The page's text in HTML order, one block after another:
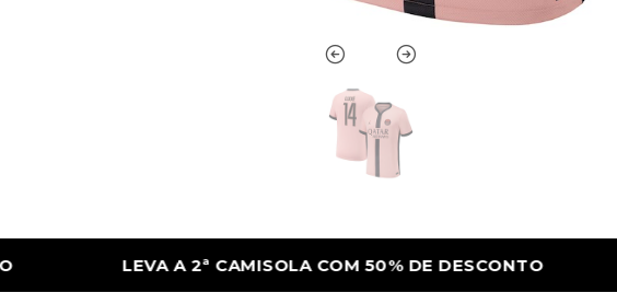
COM 50% DE DESCONTO LEVA A 2ª CAMISOLA COM